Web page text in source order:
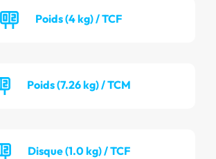
Poids (4 kg) / TCF
Poids (7.26 kg) / TCM
Disque (1.0 kg) / TCF